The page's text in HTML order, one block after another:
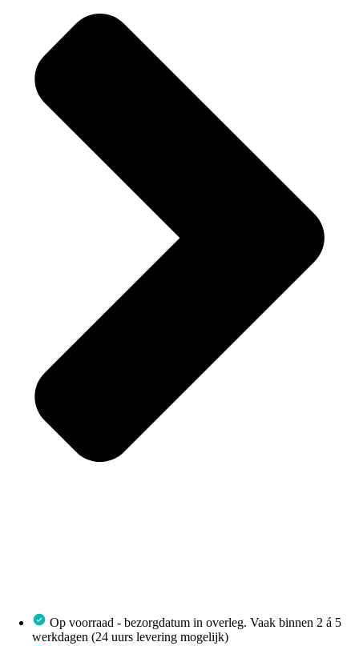
Op voorraad - bezorgdatum in overleg. Vaak binnen 2 á 5
werkdagen (24 uurs levering mogelijk)